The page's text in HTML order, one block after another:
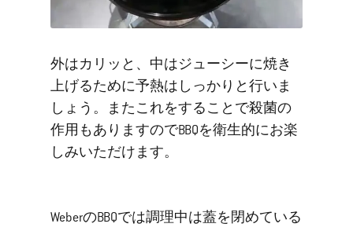
外はカリッと、中はジューシーに焼き
上げるために予熱はしっかりと行いま
しょう。またこれをすることで殺菌の
作用もありますのでBBQを衛生的にお楽
しみいただけます。
WeberのBBQでは調理中は蓋を閉めている